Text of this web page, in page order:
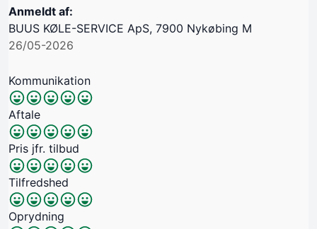
Anmeldt af:
BUUS KØLE-SERVICE ApS, 7900 Nykøbing M
26/05-2026
Kommunikation
Aftale
Pris jfr. tilbud
Tilfredshed
Oprydning